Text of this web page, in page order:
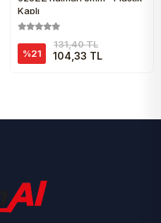
Kaplı
%21
131,40 TL
104,33 TL